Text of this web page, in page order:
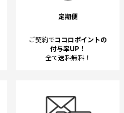
定期便
ご契約でココロポイントの
付与率UP！
全て送料無料！